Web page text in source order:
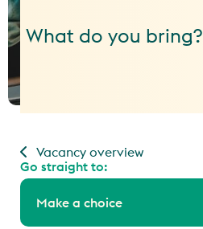
What do you bring?
Go straight to:
Vacancy overview
Make a choice